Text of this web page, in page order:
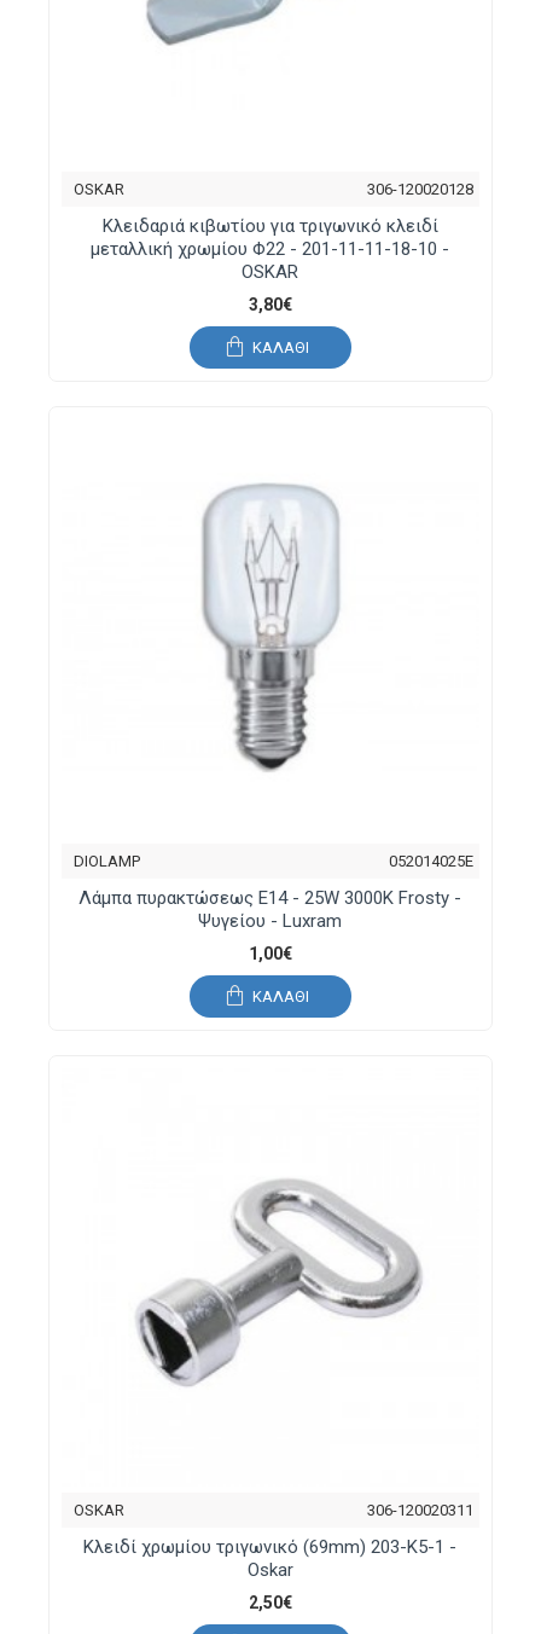
OSKAR 306-120020128
Κλειδαριά κιβωτίου για τριγωνικό κλειδί
μεταλλική χρωμίου Φ22 - 201-11-11-18-10 -
OSKAR
3,80€
ΚΑΛΆΘΙ
DIOLAMP 052014025E
Λάμπα πυρακτώσεως E14 - 25W 3000K Frosty -
Ψυγείου - Luxram
1,00€
ΚΑΛΆΘΙ
OSKAR 306-120020311
Κλειδί χρωμίου τριγωνικό (69mm) 203-K5-1 -
Oskar
2,50€